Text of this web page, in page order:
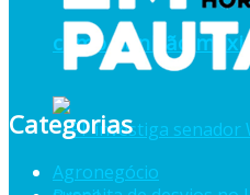
como punição
Categorias
Agronegócio